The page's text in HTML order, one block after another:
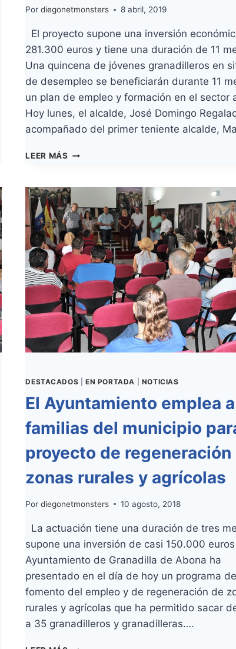
Por diegonetmonsters 8 abril, 2019
El proyecto supone una inversión
281.300 euros y tiene una duración de 11
Una quincena de jóvenes granadilleros en
de desempleo se beneficiarán durante 11
un plan de empleo y formación en el sector
Hoy lunes, el alcalde, José Domingo
acompañado del primer teniente alcalde,
LEER MÁS EL
EN
MARCHA
UN
PROGRAMA
DE
FORMACIÓN
EMPLEO
DEL
QUE
SE
BENEFICIA
UNA
QUINCENA
GRANADILLEROS
DESTACADOS |EN PORTADA NOTICIAS
El Ayuntamiento emplea
familias del municipio
proyecto de regeneración
zonas rurales y agrícolas
Por diegonetmonsters 10 agosto, 2018
La actuación tiene una duración de tres
supone una inversión de casi 150.000 euros
Ayuntamiento de Granadilla de Abona ha
presentado en el día de hoy un programa de
fomento del empleo y de regeneración de
rurales y agrícolas que ha permitido sacar
a 35 granadilleros y granadilleras….